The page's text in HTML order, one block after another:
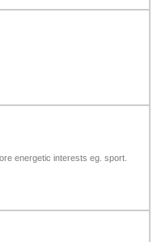
energetic interests eg. sport.